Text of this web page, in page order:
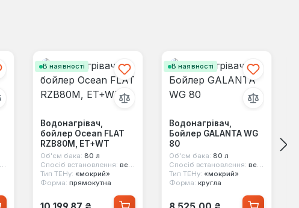
В наявності
Водонагрівач,
бойлер Ocean FLAT
RZB80M, ET+WT
Об'єм бака: 80 л
Спосіб встановлення: вертикальний
Тип ТЕНу: «мокрий»
Форма: прямокутна
Звичайна ціна:
В наявності
Водонагрівач,
Бойлер GALANTA WG
80
Об'єм бака: 80 л
Спосіб встановлення: вертикальний
Тип ТЕНу: «мокрий»
Форма: кругла
Звичайна ціна: